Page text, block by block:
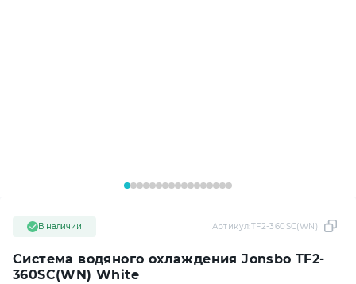
Система водяного охлаждения Jonsbo TF2-
360SC(WN) White
В наличии Артикул:TF2-360SC(WN)